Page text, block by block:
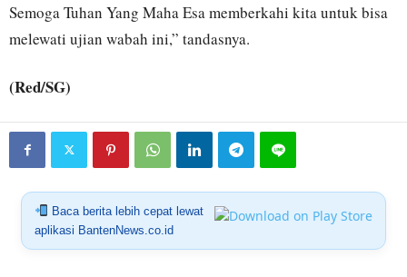
Semoga Tuhan Yang Maha Esa memberkahi kita untuk bisa
melewati ujian wabah ini,” tandasnya.
(Red/SG)
Baca berita lebih cepat lewat
aplikasi BantenNews.co.id